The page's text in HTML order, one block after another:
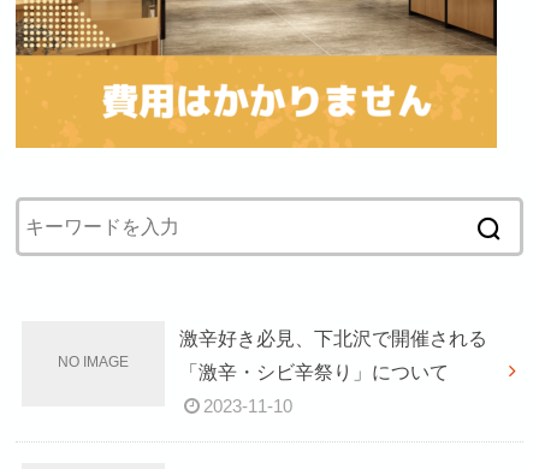
激辛好き必見、下北沢で開催される
「激辛・シビ辛祭り」について
2023-11-10